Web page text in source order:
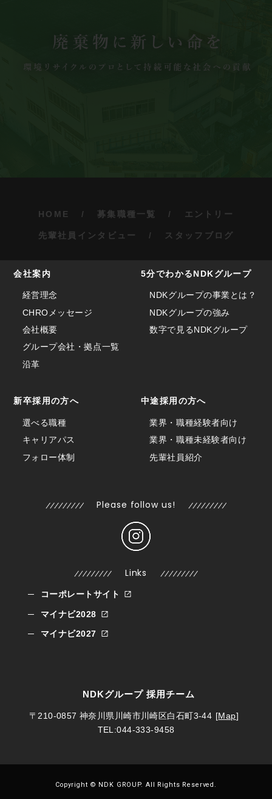
HOME 募集職種一覧 エントリー
先輩社員インタビュー スタッフブログ
会社案内
経営理念
CHROメッセージ
会社概要
グループ会社・拠点一覧
沿革
5分でわかるNDKグループ
NDKグループの事業とは？
NDKグループの強み
数字で見るNDKグループ
新卒採用の方へ
選べる職種
キャリアパス
フォロー体制
中途採用の方へ
業界・職種経験者向け
業界・職種未経験者向け
先輩社員紹介
Links
コーポレートサイト
マイナビ2028
マイナビ2027
Please follow us!
NDKグループ 採用チーム
〒210-0857 神奈川県川崎市川崎区白石町3-44 [Map]
TEL:044-333-9458
Copyright © NDK GROUP. All Rights Reserved.